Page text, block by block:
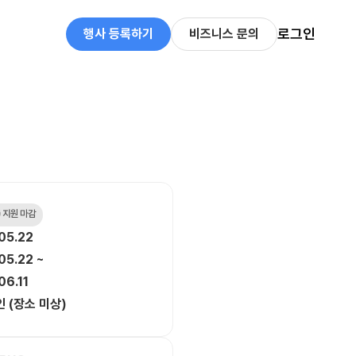
행사 등록하기 비즈니스 문의 로그인
지원 마감
~
(장소 미상)